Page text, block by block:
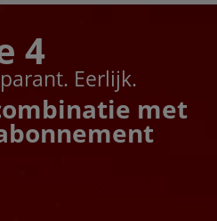
4
Eerlijk.
met